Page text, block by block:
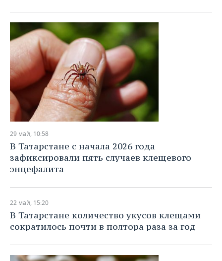
29 май, 10:58
В Татарстане с начала 2026 года
зафиксировали пять случаев клещевого
энцефалита
22 май, 15:20
В Татарстане количество укусов клещами
сократилось почти в полтора раза за год